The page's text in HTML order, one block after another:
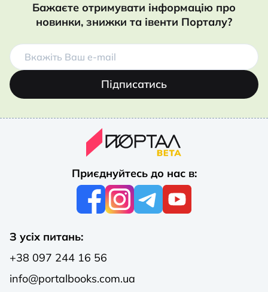
Бажаєте отримувати інформацію про
новинки, знижки та івенти Порталу?
Підписатись
Приєднуйтесь до нас в:
З усіх питань:
+38 097 244 16 56
info@portalbooks.com.ua